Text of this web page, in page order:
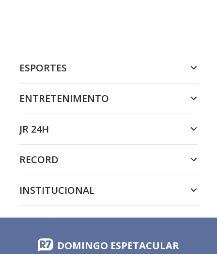
ESPORTES
ENTRETENIMENTO
JR 24H
RECORD
INSTITUCIONAL
DOMINGO ESPETACULAR